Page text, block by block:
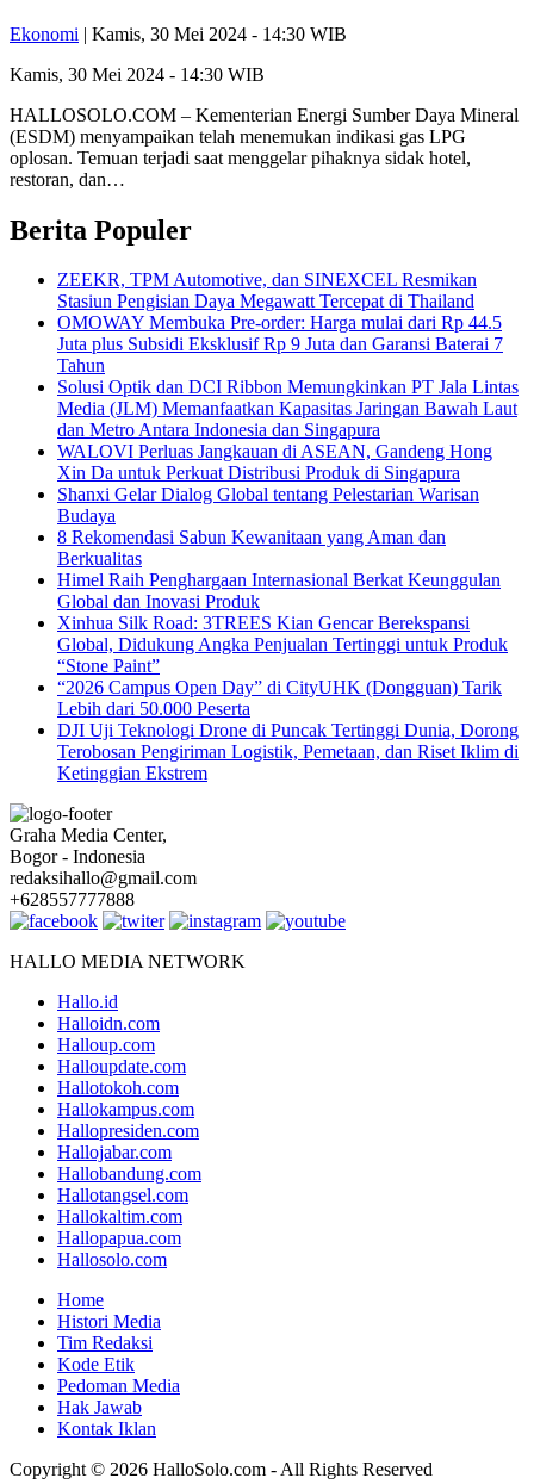
Ekonomi | Kamis, 30 Mei 2024 - 14:30 WIB
Kamis, 30 Mei 2024 - 14:30 WIB
HALLOSOLO.COM – Kementerian Energi Sumber Daya Mineral
(ESDM) menyampaikan telah menemukan indikasi gas LPG
oplosan. Temuan terjadi saat menggelar pihaknya sidak hotel,
restoran, dan…
Berita Populer
ZEEKR, TPM Automotive, dan SINEXCEL Resmikan
Stasiun Pengisian Daya Megawatt Tercepat di Thailand
OMOWAY Membuka Pre-order: Harga mulai dari Rp 44.5
Juta plus Subsidi Eksklusif Rp 9 Juta dan Garansi Baterai 7
Tahun
Solusi Optik dan DCI Ribbon Memungkinkan PT Jala Lintas
Media (JLM) Memanfaatkan Kapasitas Jaringan Bawah Laut
dan Metro Antara Indonesia dan Singapura
WALOVI Perluas Jangkauan di ASEAN, Gandeng Hong
Xin Da untuk Perkuat Distribusi Produk di Singapura
Shanxi Gelar Dialog Global tentang Pelestarian Warisan
Budaya
8 Rekomendasi Sabun Kewanitaan yang Aman dan
Berkualitas
Himel Raih Penghargaan Internasional Berkat Keunggulan
Global dan Inovasi Produk
Xinhua Silk Road: 3TREES Kian Gencar Berekspansi
Global, Didukung Angka Penjualan Tertinggi untuk Produk
“Stone Paint”
“2026 Campus Open Day” di CityUHK (Dongguan) Tarik
Lebih dari 50.000 Peserta
DJI Uji Teknologi Drone di Puncak Tertinggi Dunia, Dorong
Terobosan Pengiriman Logistik, Pemetaan, dan Riset Iklim di
Ketinggian Ekstrem
Graha Media Center,
Bogor - Indonesia
redaksihallo@gmail.com
+628557777888
HALLO MEDIA NETWORK
Hallo.id
Halloidn.com
Halloup.com
Halloupdate.com
Hallotokoh.com
Hallokampus.com
Hallopresiden.com
Hallojabar.com
Hallobandung.com
Hallotangsel.com
Hallokaltim.com
Hallopapua.com
Hallosolo.com
Home
Histori Media
Tim Redaksi
Kode Etik
Pedoman Media
Hak Jawab
Kontak Iklan
Copyright © 2026 HalloSolo.com - All Rights Reserved